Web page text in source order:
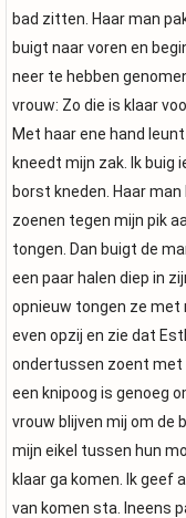
bad zitten. Haar man
buigt naar voren en
neer te hebben
vrouw: Zo die is klaar
Met haar ene hand
kneedt mijn zak. Ik buig
borst kneden. Haar
zoenen tegen mijn pik
tongen. Dan buigt de
een paar halen diep in
opnieuw tongen ze met
even opzij en zie dat
ondertussen zoent met
een knipoog is genoeg
vrouw blijven mij om de
mijn eikel tussen hun
klaar ga komen. Ik geef
van komen sta. Ineens